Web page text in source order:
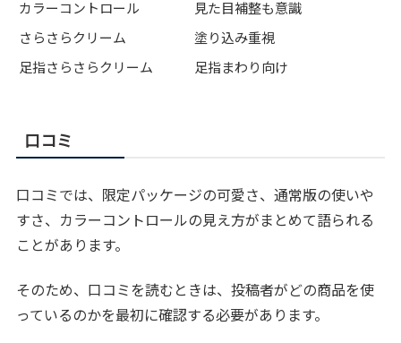
カラーコントロール
見た目補整も意識
さらさらクリーム
塗り込み重視
足指さらさらクリーム
足指まわり向け
口コミ
口コミでは、限定パッケージの可愛さ、通常版の使いや
すさ、カラーコントロールの見え方がまとめて語られる
ことがあります。
そのため、口コミを読むときは、投稿者がどの商品を使
っているのかを最初に確認する必要があります。